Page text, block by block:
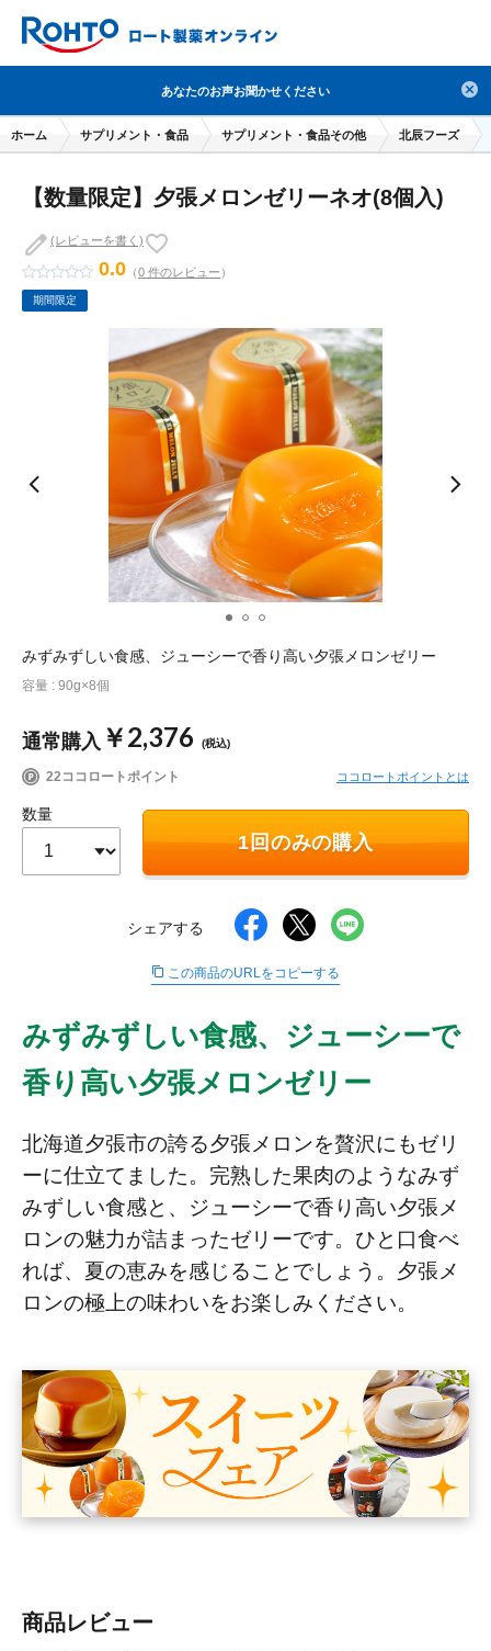
人気のキーワードで検索
目薬 ロートV5 日焼け止め 熱中症対策
デオコ セラミド オバジ ダーマセプトRX
アゼライン酸
冬虫夏草 セノビック
メラノCC
ヘリオホワイト 制汗剤 洗顔 数量限定
ブランドから探す 使用用途から探す
成分から探す 注目の商品 を見る
ポイント交換品 を見る お問い合わせ
検索
サプリメント・食品
∟ 美容サプリメント
∟ 美容サプリメント
その他
お悩み・用途から探す
ブランドから探す
お得にお買い物
おトクなロート定期便
読みもの
ご利用ガイド
個人情報の取り扱い
特定商取引に関する法律に基づく表記
ご利用環境
あなたのお声お聞かせください
ホーム サプリメント・食品 サプリメント・食品その他 北辰フーズ
【数量限定】夕張メロンゼリーネオ(8個入)
0.0 （0 件のレビュー ）
(レビューを書く)
期間限定
みずみずしい食感、ジューシーで香り高い夕張メロンゼリー
容量 : 90g×8個
通常購入 ￥2,376 (税込)
22ココロートポイント ココロートポイントとは
数量
1回のみの購入
シェアする
この商品のURLをコピーする
みずみずしい食感、ジューシーで
香り高い夕張メロンゼリー
北海道夕張市の誇る夕張メロンを贅沢にもゼリ
ーに仕立てました。完熟した果肉のようなみず
みずしい食感と、ジューシーで香り高い夕張メ
ロンの魅力が詰まったゼリーです。ひと口食べ
れば、夏の恵みを感じることでしょう。夕張メ
ロンの極上の味わいをお楽しみください。
商品レビュー